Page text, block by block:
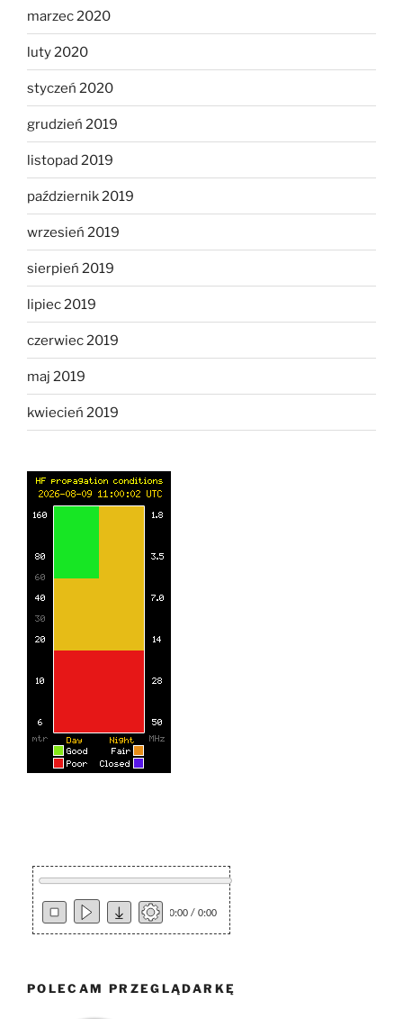
marzec 2020
luty 2020
styczeń 2020
grudzień 2019
listopad 2019
październik 2019
wrzesień 2019
sierpień 2019
lipiec 2019
czerwiec 2019
maj 2019
kwiecień 2019
0:00 / 0:00
POLECAM PRZEGLĄDARKĘ